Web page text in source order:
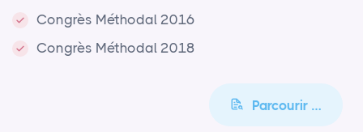
Congrès Méthodal 2016
Congrès Méthodal 2018
Parcourir …